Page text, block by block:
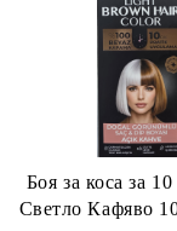
Боя за коса за
Светло Кафяво